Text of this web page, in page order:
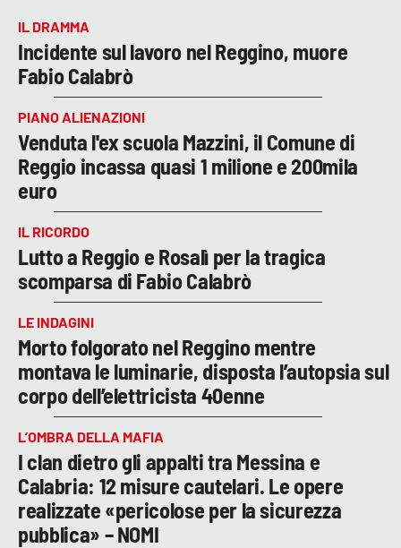
IL DRAMMA
Incidente sul lavoro nel Reggino, muore
Fabio Calabrò
PIANO ALIENAZIONI
Venduta l'ex scuola Mazzini, il Comune di
Reggio incassa quasi 1 milione e 200mila
euro
IL RICORDO
Lutto a Reggio e Rosalì per la tragica
scomparsa di Fabio Calabrò
LE INDAGINI
Morto folgorato nel Reggino mentre
montava le luminarie, disposta l’autopsia sul
corpo dell’elettricista 40enne
L’OMBRA DELLA MAFIA
I clan dietro gli appalti tra Messina e
Calabria: 12 misure cautelari. Le opere
realizzate «pericolose per la sicurezza
pubblica» – NOMI